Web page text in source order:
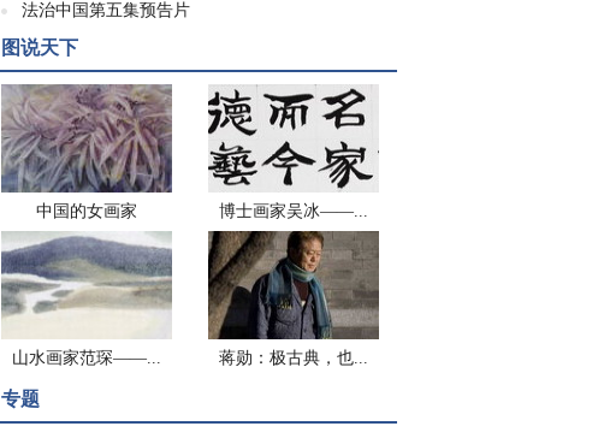
法治中国第五集预告片
图说天下
中国的女画家 博士画家吴冰——...
山水画家范琛——... 蒋勋：极古典，也...
专题